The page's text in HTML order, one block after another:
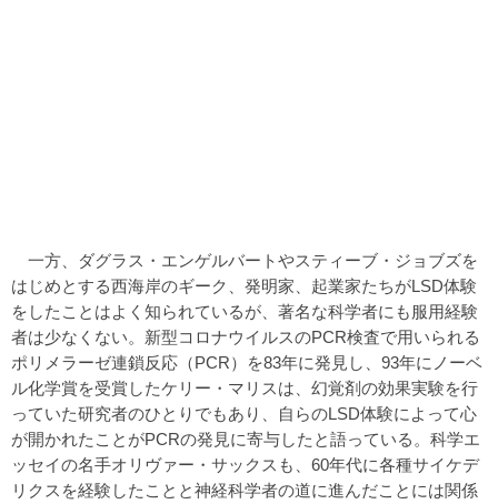
一方、ダグラス・エンゲルバートやスティーブ・ジョブズを
はじめとする西海岸のギーク、発明家、起業家たちがLSD体験
をしたことはよく知られているが、著名な科学者にも服用経験
者は少なくない。新型コロナウイルスのPCR検査で用いられる
ポリメラーゼ連鎖反応（PCR）を83年に発見し、93年にノーベ
ル化学賞を受賞したケリー・マリスは、幻覚剤の効果実験を行
っていた研究者のひとりでもあり、自らのLSD体験によって心
が開かれたことがPCRの発見に寄与したと語っている。科学エ
ッセイの名手オリヴァー・サックスも、60年代に各種サイケデ
リクスを経験したことと神経科学者の道に進んだことには関係